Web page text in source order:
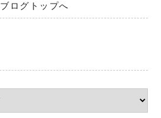
ブログトップへ